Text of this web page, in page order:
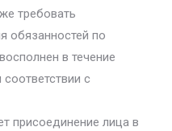
требовать
обязанностей по
в течение
с
присоединение лица в